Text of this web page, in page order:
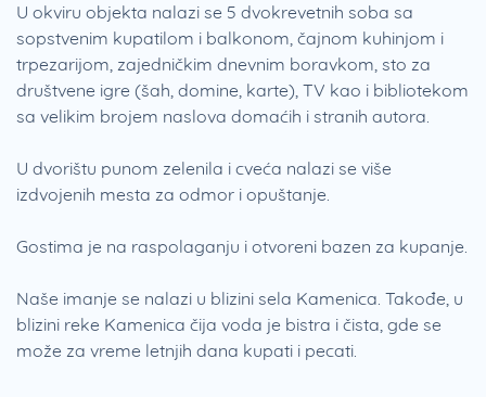
U okviru objekta nalazi se 5 dvokrevetnih soba sa
sopstvenim kupatilom i balkonom, čajnom kuhinjom i
trpezarijom, zajedničkim dnevnim boravkom, sto za
društvene igre (šah, domine, karte), TV kao i bibliotekom
sa velikim brojem naslova domaćih i stranih autora.
U dvorištu punom zelenila i cveća nalazi se više
izdvojenih mesta za odmor i opuštanje.
Gostima je na raspolaganju i otvoreni bazen za kupanje.
Naše imanje se nalazi u blizini sela Kamenica. Takođe, u
blizini reke Kamenica čija voda je bistra i čista, gde se
može za vreme letnjih dana kupati i pecati.